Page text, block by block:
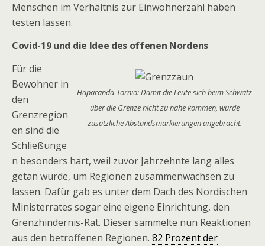
Menschen im Verhältnis zur Einwohnerzahl haben
testen lassen.
Covid-19 und die Idee des offenen Nordens
Haparanda-Tornio: Damit die Leute sich beim Schwatz
über die Grenze nicht zu nahe kommen, wurde
zusätzliche Abstandsmarkierungen angebracht.
Für die
Bewohner in
den
Grenzregion
en sind die
Schließunge
n besonders hart, weil zuvor Jahrzehnte lang alles
getan wurde, um Regionen zusammenwachsen zu
lassen. Dafür gab es unter dem Dach des Nordischen
Ministerrates sogar eine eigene Einrichtung, den
Grenzhindernis-Rat. Dieser sammelte nun Reaktionen
aus den betroffenen Regionen. 82 Prozent der